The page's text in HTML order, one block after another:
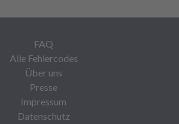
FAQ
Alle Fehlercodes
Über uns
Presse
Impressum
Datenschutz